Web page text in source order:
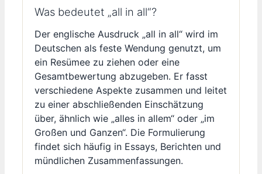
Was bedeutet „all in all“?
Der englische Ausdruck „all in all“ wird im
Deutschen als feste Wendung genutzt, um
ein Resümee zu ziehen oder eine
Gesamtbewertung abzugeben. Er fasst
verschiedene Aspekte zusammen und leitet
zu einer abschließenden Einschätzung
über, ähnlich wie „alles in allem“ oder „im
Großen und Ganzen“. Die Formulierung
findet sich häufig in Essays, Berichten und
mündlichen Zusammenfassungen.